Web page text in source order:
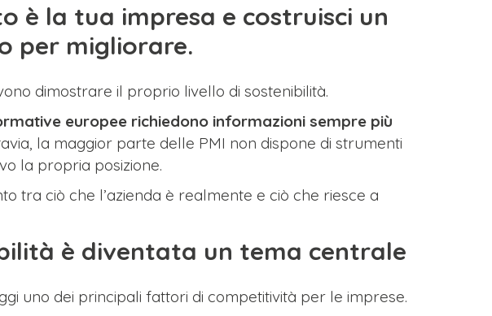
è la tua impresa e costruisci un
per migliorare.
dimostrare il proprio livello di sostenibilità.
europee richiedono informazioni sempre più
la maggior parte delle PMI non dispone di strumenti
la propria posizione.
tra ciò che l’azienda è realmente e ciò che riesce a
è diventata un tema centrale
uno dei principali fattori di competitività per le imprese.